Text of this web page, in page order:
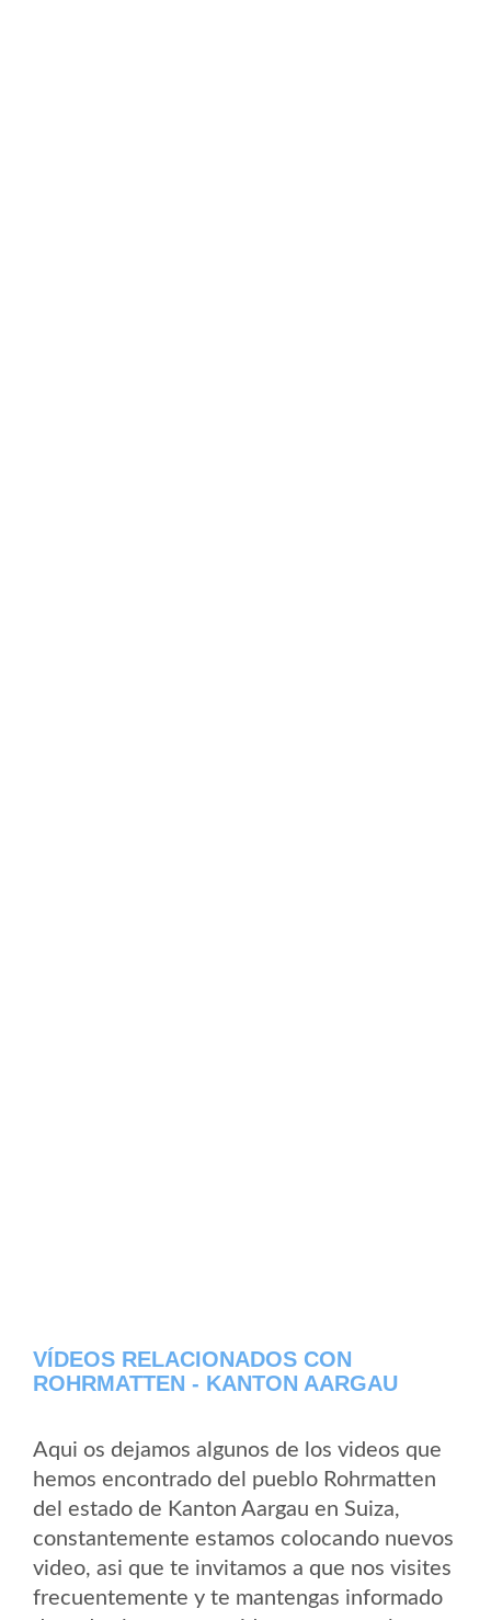
VÍDEOS RELACIONADOS CON
ROHRMATTEN - KANTON AARGAU
Aqui os dejamos algunos de los videos que
hemos encontrado del pueblo Rohrmatten
del estado de Kanton Aargau en Suiza,
constantemente estamos colocando nuevos
video, asi que te invitamos a que nos visites
frecuentemente y te mantengas informado